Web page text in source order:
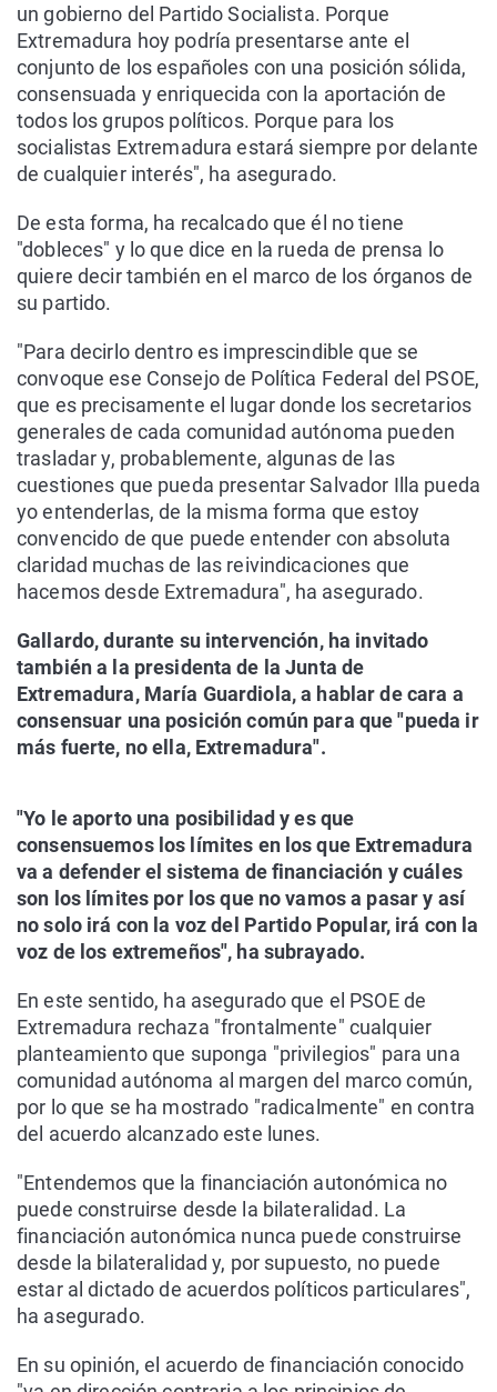
un gobierno del Partido Socialista. Porque
Extremadura hoy podría presentarse ante el
conjunto de los españoles con una posición sólida,
consensuada y enriquecida con la aportación de
todos los grupos políticos. Porque para los
socialistas Extremadura estará siempre por delante
de cualquier interés", ha asegurado.
De esta forma, ha recalcado que él no tiene
"dobleces" y lo que dice en la rueda de prensa lo
quiere decir también en el marco de los órganos de
su partido.
"Para decirlo dentro es imprescindible que se
convoque ese Consejo de Política Federal del PSOE,
que es precisamente el lugar donde los secretarios
generales de cada comunidad autónoma pueden
trasladar y, probablemente, algunas de las
cuestiones que pueda presentar Salvador Illa pueda
yo entenderlas, de la misma forma que estoy
convencido de que puede entender con absoluta
claridad muchas de las reivindicaciones que
hacemos desde Extremadura", ha asegurado.
Gallardo, durante su intervención, ha invitado
también a la presidenta de la Junta de
Extremadura, María Guardiola, a hablar de cara a
consensuar una posición común para que "pueda ir
más fuerte, no ella, Extremadura".
"Yo le aporto una posibilidad y es que
consensuemos los límites en los que Extremadura
va a defender el sistema de financiación y cuáles
son los límites por los que no vamos a pasar y así
no solo irá con la voz del Partido Popular, irá con la
voz de los extremeños", ha subrayado.
En este sentido, ha asegurado que el PSOE de
Extremadura rechaza "frontalmente" cualquier
planteamiento que suponga "privilegios" para una
comunidad autónoma al margen del marco común,
por lo que se ha mostrado "radicalmente" en contra
del acuerdo alcanzado este lunes.
"Entendemos que la financiación autonómica no
puede construirse desde la bilateralidad. La
financiación autonómica nunca puede construirse
desde la bilateralidad y, por supuesto, no puede
estar al dictado de acuerdos políticos particulares",
ha asegurado.
En su opinión, el acuerdo de financiación conocido